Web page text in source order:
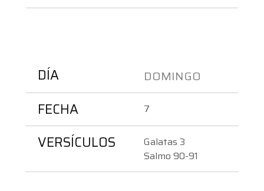
DÍA DOMINGO
FECHA 7
VERSÍCULOS
Galatas 3
Salmo 90-91